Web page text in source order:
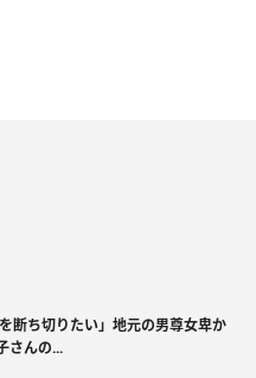
断ち切りたい」地元の男尊女卑か
さんの...